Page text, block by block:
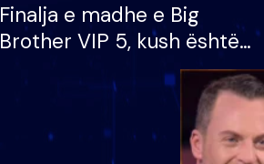
Finalja e madhe e Big
Brother VIP 5, kush është
banori i parë që lë shtëpinë
dhe humb mundësinë për
të fituar çmimin e madh